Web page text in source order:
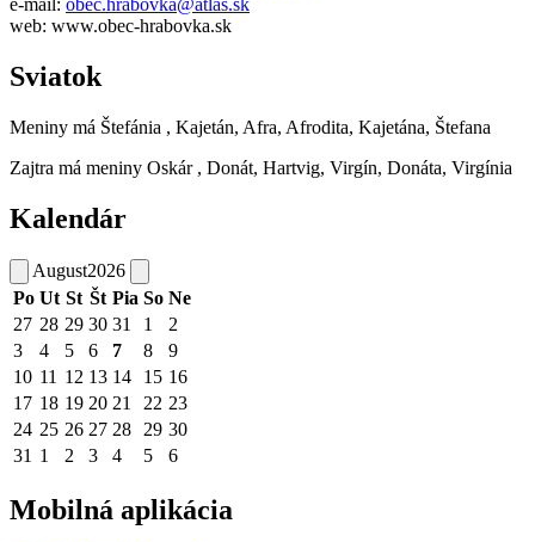
e-mail: obec.hrabovka@atlas.sk
web: www.obec-hrabovka.sk
Sviatok
Meniny má Štefánia , Kajetán, Afra, Afrodita, Kajetána, Štefana
Zajtra má meniny Oskár , Donát, Hartvig, Virgín, Donáta, Virgínia
Kalendár
August2026
Po Ut St Št Pia So Ne
27 28 29 30 31 1
2
3
4 5 6 7 8
9
10 11 12 13 14 15 16
17 18 19 20 21 22 23
24 25 26 27 28 29 30
31 1 2 3 4 5 6
Mobilná aplikácia